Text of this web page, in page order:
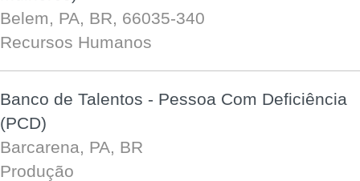
Belem, PA, BR, 66035-340
Recursos Humanos
Banco de Talentos - Pessoa Com Deficiência
(PCD)
Barcarena, PA, BR
Produção